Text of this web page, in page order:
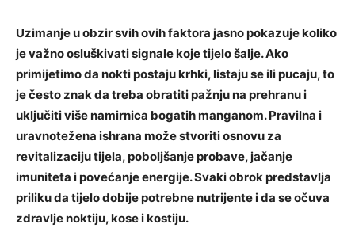
Uzimanje u obzir svih ovih faktora jasno pokazuje koliko
je važno osluškivati signale koje tijelo šalje. Ako
primijetimo da nokti postaju krhki, listaju se ili pucaju, to
je često znak da treba obratiti pažnju na prehranu i
uključiti više namirnica bogatih manganom. Pravilna i
uravnotežena ishrana može stvoriti osnovu za
revitalizaciju tijela, poboljšanje probave, jačanje
imuniteta i povećanje energije. Svaki obrok predstavlja
priliku da tijelo dobije potrebne nutrijente i da se očuva
zdravlje noktiju, kose i kostiju.